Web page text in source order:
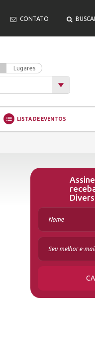
CONTATO
Lugares
LISTA DE EVENTOS